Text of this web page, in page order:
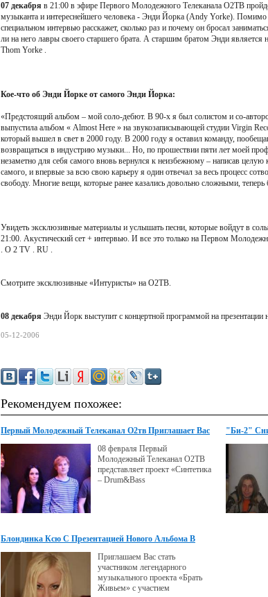
07 декабря в 21:00 в эфире Первого Молодежного Телеканала О2ТВ
музыканта и интереснейшего человека - Энди Йорка (Andy Yorke).
специальном интервью расскажет, сколько раз и почему он бросал
ли на него лавры своего старшего брата. А старшим братом Энди является
Thom Yorke .
Кое-что об Энди Йорке от самого Энди Йорка:
«Предстоящий альбом – мой соло-дебют. В 90-х я был солистом и со-
выпустила альбом « Almost Here » на звукозаписывающей студии Virgin
который вышел в свет в 2000 году. В 2000 году я оставил команду,
возвращаться в индустрию музыки... Но, по прошествии пяти лет моей
незаметно для себя самого вновь вернулся к неизбежному – написав
самого, и впервые за всю свою карьеру я один отвечал за весь процесс
свободу. Многие вещи, которые ранее казались довольно сложными,
Увидеть эксклюзивные материалы и услышать песни, которые войдут в
21:00. Акустический сет + интервью. И все это только на Первом
. O 2 TV . RU .
Смотрите эксклюзивные «Интуристы» на О2ТВ.
08 декабря Энди Йорк выступит с концертной программой на
05-12-2006
Рекомендуем похожее:
Первый Молодежный Телеканал О2тв Приглашает Вас
Посвященного Актуальной Современной Электронной
Музыке И Культуре
08 февраля Первый
Молодежный Телеканал О2ТВ
представляет проект «Синтетика
– Drum&Bass
"Би-2"
Блондинка Ксю С Презентацией Нового Альбома В
Приглашаем Вас стать
участником легендарного
музыкального проекта «Брать
Живьем» с участием